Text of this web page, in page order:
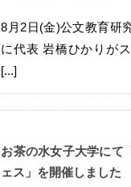
8月2日(金)公文教育研
に代表 岩橋ひかりが
[...]
お茶の水女子大学にて
ェス」を開催しました